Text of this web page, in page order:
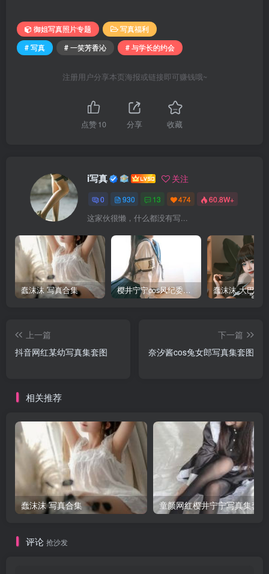
御姐写真照片专题
写真福利
# 写真
# 一笑芳香沁 # 与学长的约会
注册用户分享本页海报或链接即可赚钱哦~
点赞10 分享 收藏
i写真 关注
0 930 13 474 60.8W+
这家伙很懒，什么都没有写...
蠢沫沫 写真合集 樱井宁宁cos风纪委员写真套图
上一篇
抖音网红某幼写真集套图
下一篇
奈汐酱cos兔女郎写真集套图
相关推荐
蠢沫沫 写真合集 童颜网红樱井宁宁写真集套图
评论 抢沙发